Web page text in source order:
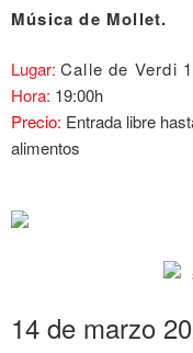
Música de Mollet.
Lugar: Calle de Verdi
Hora: 19:00h
Precio: Entrada libre
alimentos
14 de marzo